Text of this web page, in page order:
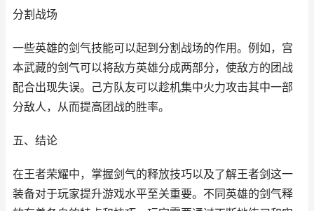
分割战场
一些英雄的剑气技能可以起到分割战场的作用。例如，宫
本武藏的剑气可以将敌方英雄分成两部分，使敌方的团战
配合出现失误。己方队友可以趁机集中火力攻击其中一部
分敌人，从而提高团战的胜率。
五、结论
在王者荣耀中，掌握剑气的释放技巧以及了解王者剑这一
装备对于玩家提升游戏水平至关重要。不同英雄的剑气释